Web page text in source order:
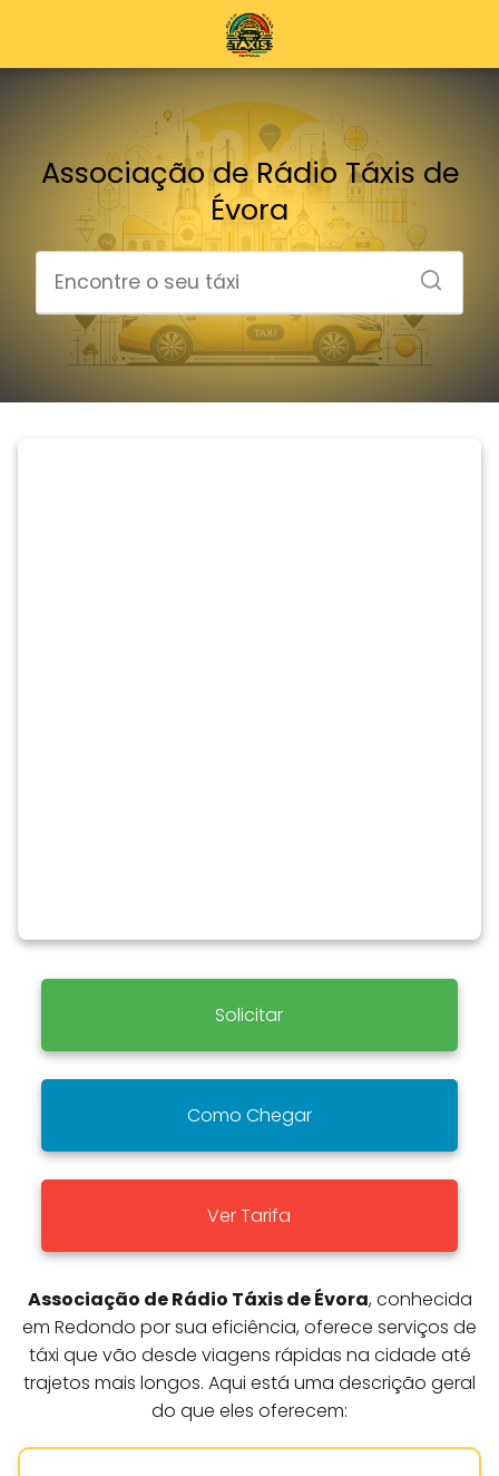
Associação de Rádio Táxis de
Évora
Solicitar
Como Chegar
Ver Tarifa
Associação de Rádio Táxis de Évora, conhecida
em Redondo por sua eficiência, oferece serviços de
táxi que vão desde viagens rápidas na cidade até
trajetos mais longos. Aqui está uma descrição geral
do que eles oferecem: